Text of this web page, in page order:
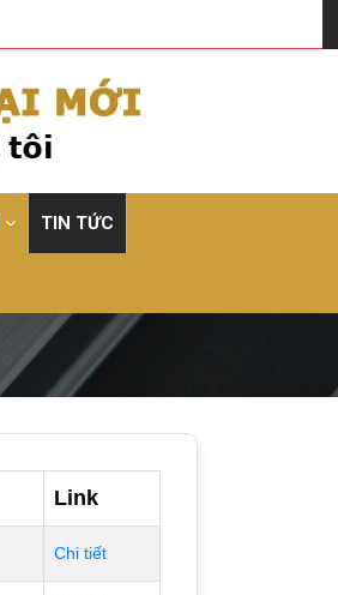
TIN TỨC
Link
Chi tiết